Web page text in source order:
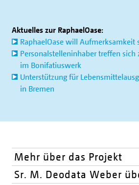
Aktuelles zur RaphaelOase:
RaphaelOase will Aufmerksamkeit
Personalstelleninhaber treffen
im Bonifatiuswerk
Unterstützung für
in Bremen
Mehr über das Projekt
Sr. M. Deodata Weber